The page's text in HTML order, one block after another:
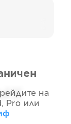
на
Pro или